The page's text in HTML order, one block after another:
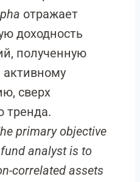
отражает
доходность
полученную
активному
сверх
тренда.
primary objective
analyst is to
correlated assets